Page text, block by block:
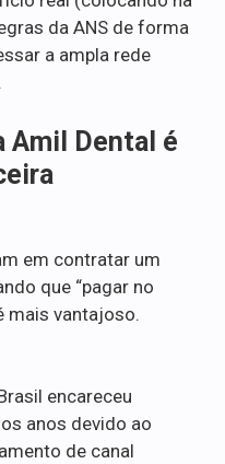
da ANS de forma
a ampla rede
Amil Dental é
em contratar um
que “pagar no
mais vantajoso.
encareceu
anos devido ao
de canal